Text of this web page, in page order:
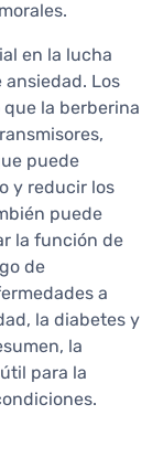
en la lucha
Los
la berberina
puede
y reducir los
puede
la función de
de
a
la diabetes y
la
para la